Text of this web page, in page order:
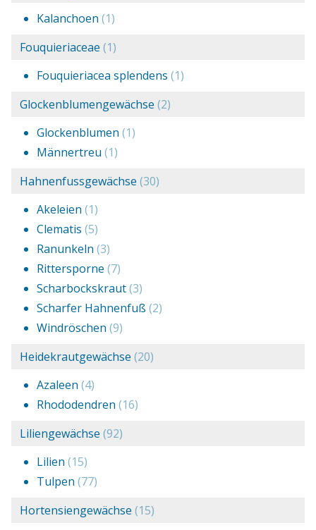
Kalanchoen (1)
Fouquieriaceae (1)
Fouquieriacea splendens (1)
Glockenblumengewächse (2)
Glockenblumen (1)
Männertreu (1)
Hahnenfussgewächse (30)
Akeleien (1)
Clematis (5)
Ranunkeln (3)
Rittersporne (7)
Scharbockskraut(3)
Scharfer Hahnenfuß (2)
Windröschen (9)
Heidekrautgewächse (20)
Azaleen (4)
Rhododendren (16)
Liliengewächse (92)
Lilien (15)
Tulpen (77)
Hortensiengewächse (15)